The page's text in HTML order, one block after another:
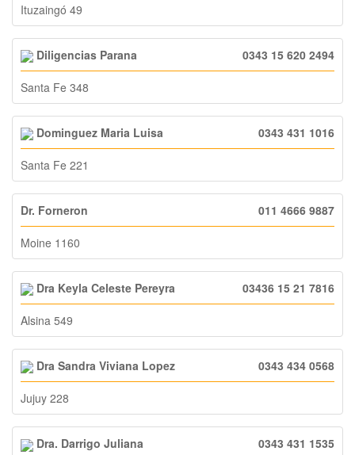
Ituzaingó 49
Diligencias Parana 0343 15 620 2494
Santa Fe 348
Dominguez Maria Luisa 0343 431 1016
Santa Fe 221
Dr. Forneron 011 4666 9887
Moine 1160
Dra Keyla Celeste Pereyra 03436 15 21 7816
Alsina 549
Dra Sandra Viviana Lopez 0343 434 0568
Jujuy 228
Dra. Darrigo Juliana 0343 431 1535